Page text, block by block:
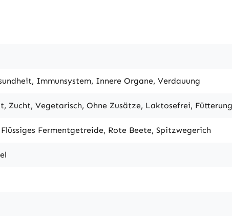
Immunsystem, Innere Organe, Verdauung
Zucht, Vegetarisch, Ohne Zusätze, Laktosefrei, Fütterung
Fermentgetreide, Rote Beete, Spitzwegerich